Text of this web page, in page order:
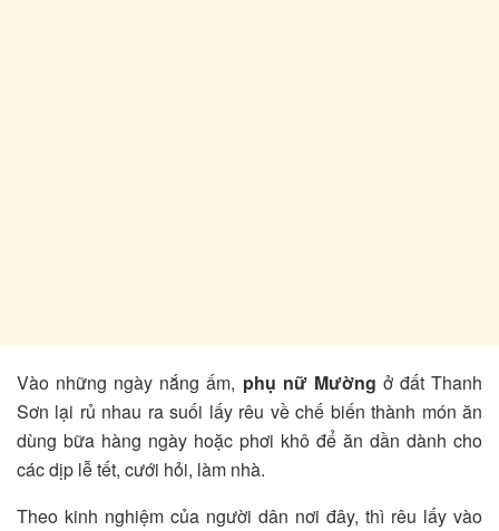
Vào những ngày nắng ấm, phụ nữ Mường ở đất Thanh
Sơn lại rủ nhau ra suối lấy rêu về chế biến thành món ăn
dùng bữa hàng ngày hoặc phơi khô để ăn dần dành cho
các dịp lễ tết, cưới hỏi, làm nhà.
Theo kinh nghiệm của người dân nơi đây, thì rêu lấy vào